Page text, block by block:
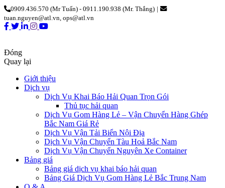
0909.436.570 (Mr Tuấn) - 0911.190.938 (Mr. Thắng) |
tuan.nguyen@atl.vn, ops@atl.vn
Đóng
Quay lại
Giới thiệu
Dịch vụ
Dịch Vụ Khai Báo Hải Quan Trọn Gói
Thủ tục hải quan
Dịch Vụ Gom Hàng Lẻ – Vận Chuyển Hàng Ghép
Bắc Nam Giá Rẻ
Dịch Vụ Vận Tải Biển Nội Địa
Dịch Vụ Vận Chuyển Tàu Hoả Bắc Nam
Dịch Vụ Vận Chuyển Nguyên Xe Container
Bảng giá
Bảng giá dịch vụ khai báo hải quan
Bảng Giá Dịch Vụ Gom Hàng Lẻ Bắc Trung Nam